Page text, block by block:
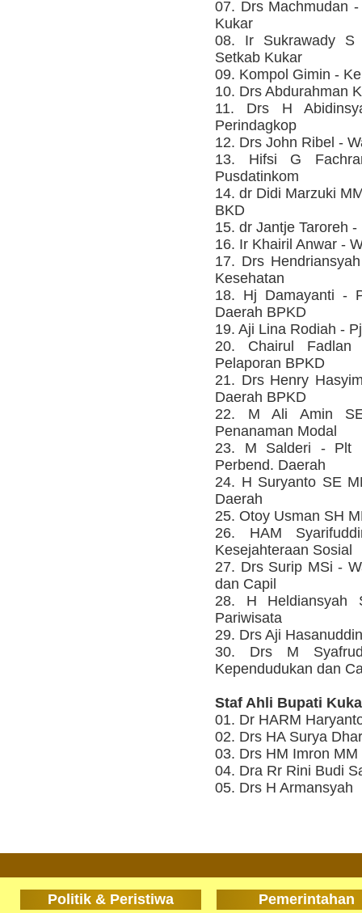
07. Drs Machmudan
Kukar
08. Ir Sukrawady S
Setkab Kukar
09. Kompol Gimin -
10. Drs Abdurahman
11. Drs H
Perindagkop
12. Drs John Ribel -
13. Hifsi G
Pusdatinkom
14. dr Didi Marzuki
BKD
15. dr Jantje Taroreh
16. Ir Khairil Anwar -
17. Drs
Kesehatan
18. Hj Damayanti -
Daerah BPKD
19. Aji Lina Rodiah -
20. Chairul
Pelaporan BPKD
21. Drs Henry
Daerah BPKD
22. M Ali Amin
Penanaman Modal
23. M Salderi - Plt
Perbend. Daerah
24. H Suryanto SE
Daerah
25. Otoy Usman SH
26. HAM
Kesejahteraan Sosial
27. Drs Surip MSi -
dan Capil
28. H Heldiansyah
Pariwisata
29. Drs Aji
30. Drs M
Kependudukan dan
Staf Ahli Bupati
01. Dr HARM
02. Drs HA Surya
03. Drs HM Imron MM
04. Dra Rr Rini Budi
05. Drs H Armansyah
Politik & Peristiwa Pemerintahan